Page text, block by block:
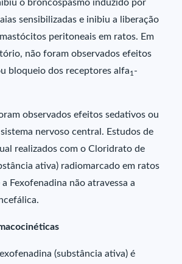
o broncospasmo induzido por
sensibilizadas e inibiu a liberação
peritoneais em ratos. Em
não foram observados efeitos
bloqueio dos receptores alfa1 -
observados efeitos sedativos ou
nervoso central. Estudos de
realizados com o Cloridrato de
ativa) radiomarcado em ratos
Fexofenadina não atravessa a
(substância ativa) é